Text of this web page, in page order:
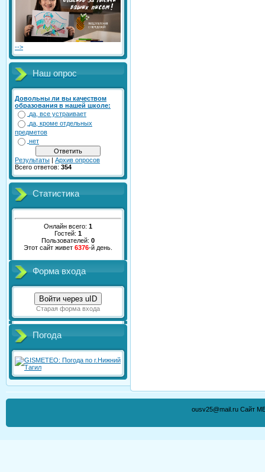
-->
Наш опрос
Довольны ли вы качеством
образования в нашей школе:
да, все устраивает
да, кроме отдельных
предметов
нет
Результаты | Архив опросов
Всего ответов: 354
Статистика
Онлайн всего: 1
Гостей: 1
Пользователей: 0
Этот сайт живет 6376-й день.
Форма входа
Войти через uID
Старая форма входа
Погода
ousv25@mail.ru Сайт